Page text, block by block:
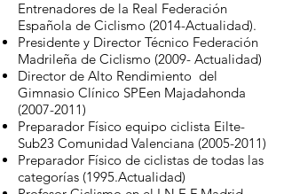
Entrenadores de la Real Federación
Española de Ciclismo (2014-Actualidad).
Presidente y Director Técnico Federación
Madrileña de Ciclismo (2009- Actualidad)
Director de Alto Rendimiento del
Gimnasio Clínico SPEen Majadahonda
(2007-2011)
Preparador Físico equipo ciclista Eilte-
Sub23 Comunidad Valenciana (2005-2011)
Preparador Físico de ciclistas de todas las
categorías (1995.Actualidad)